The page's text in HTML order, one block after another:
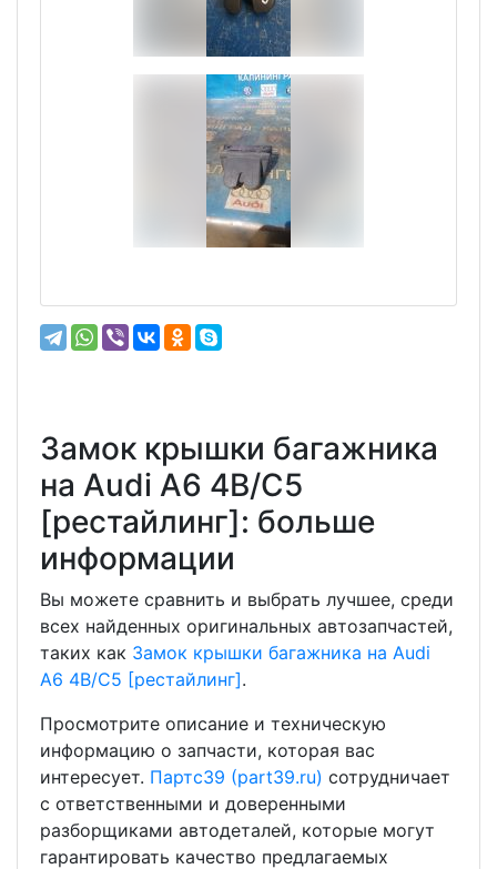
Замок крышки багажника
на Audi A6 4B/C5
[рестайлинг]: больше
информации
Вы можете сравнить и выбрать лучшее, среди
всех найденных оригинальных автозапчастей,
таких как Замок крышки багажника на Audi
A6 4B/C5 [рестайлинг].
Просмотрите описание и техническую
информацию о запчасти, которая вас
интересует. Партс39 (part39.ru) сотрудничает
с ответственными и доверенными
разборщиками автодеталей, которые могут
гарантировать качество предлагаемых